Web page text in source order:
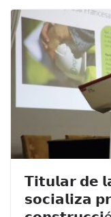
𝗧𝗶𝘁𝘂𝗹𝗮𝗿 𝗱𝗲
𝘀𝗼𝗰𝗶𝗮𝗹𝗶𝘇𝗮